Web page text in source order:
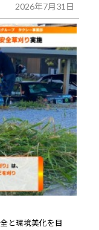
2026年7月31日
と環境美化を目